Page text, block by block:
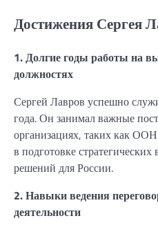
Достижения Сергея
1. Долгие годы работы на
должностях
Сергей Лавров успешно
года. Он занимал важные
организациях, таких как
в подготовке
решений для России.
2. Навыки ведения
деятельности